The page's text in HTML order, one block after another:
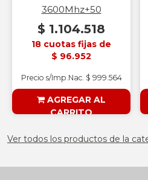
3600Mhz+50
$ 1.104.518
18 cuotas fijas de
$ 96.952
Precio s/Imp.Nac. $ 999.564
AGREGAR AL
CARRITO
Ver todos los productos de la